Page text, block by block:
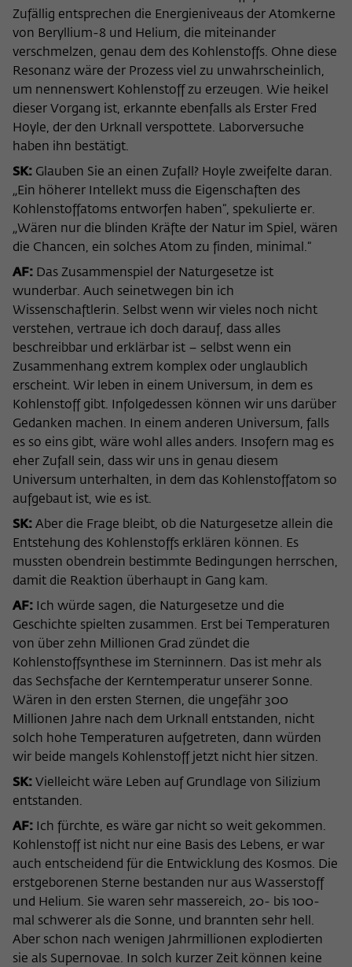
Zufällig entsprechen die Energieniveaus der Atomkerne
von Beryllium-8 und Helium, die miteinander
verschmelzen, genau dem des Kohlenstoffs. Ohne diese
Resonanz wäre der Prozess viel zu unwahrscheinlich,
um nennenswert Kohlenstoff zu erzeugen. Wie heikel
dieser Vorgang ist, erkannte ebenfalls als Erster Fred
Hoyle, der den Urknall verspottete. Laborversuche
haben ihn bestätigt.
SK: Glauben Sie an einen Zufall? Hoyle zweifelte daran.
„Ein höherer Intellekt muss die Eigenschaften des
Kohlenstoffatoms entworfen haben“, spekulierte er.
„Wären nur die blinden Kräfte der Natur im Spiel, wären
die Chancen, ein solches Atom zu finden, minimal.“
AF: Das Zusammenspiel der Naturgesetze ist
wunderbar. Auch seinetwegen bin ich
Wissenschaftlerin. Selbst wenn wir vieles noch nicht
verstehen, vertraue ich doch darauf, dass alles
beschreibbar und erklärbar ist – selbst wenn ein
Zusammenhang extrem komplex oder unglaublich
erscheint. Wir leben in einem Universum, in dem es
Kohlenstoff gibt. Infolgedessen können wir uns darüber
Gedanken machen. In einem anderen Universum, falls
es so eins gibt, wäre wohl alles anders. Insofern mag es
eher Zufall sein, dass wir uns in genau diesem
Universum unterhalten, in dem das Kohlenstoffatom so
aufgebaut ist, wie es ist.
SK: Aber die Frage bleibt, ob die Naturgesetze allein die
Entstehung des Kohlenstoffs erklären können. Es
mussten obendrein bestimmte Bedingungen herrschen,
damit die Reaktion überhaupt in Gang kam.
AF: Ich würde sagen, die Naturgesetze und die
Geschichte spielten zusammen. Erst bei Temperaturen
von über zehn Millionen Grad zündet die
Kohlenstoffsynthese im Sterninnern. Das ist mehr als
das Sechsfache der Kerntemperatur unserer Sonne.
Wären in den ersten Sternen, die ungefähr 300
Millionen Jahre nach dem Urknall entstanden, nicht
solch hohe Temperaturen aufgetreten, dann würden
wir beide mangels Kohlenstoff jetzt nicht hier sitzen.
SK: Vielleicht wäre Leben auf Grundlage von Silizium
entstanden.
AF: Ich fürchte, es wäre gar nicht so weit gekommen.
Kohlenstoff ist nicht nur eine Basis des Lebens, er war
auch entscheidend für die Entwicklung des Kosmos. Die
erstgeborenen Sterne bestanden nur aus Wasserstoff
und Helium. Sie waren sehr massereich, 20- bis 100-
mal schwerer als die Sonne, und brannten sehr hell.
Aber schon nach wenigen Jahrmillionen explodierten
sie als Supernovae. In solch kurzer Zeit können keine